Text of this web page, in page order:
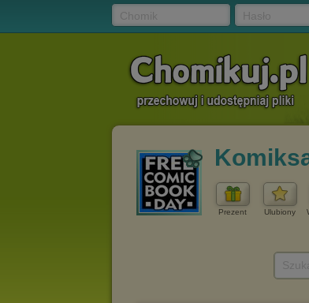
Prezent Ulubiony